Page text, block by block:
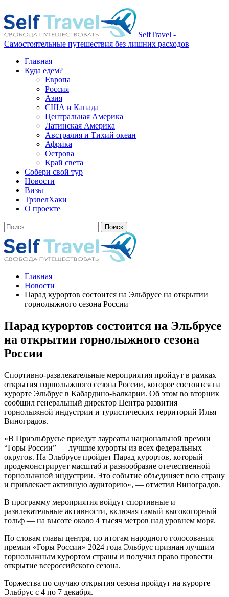
SelfTravel -
Самостоятельные путешествия без лишних расходов
Главная
Куда едем?
Европа
Россия
Азия
США и Канада
Центральная Америка
Латинская Америка
Австралия и Тихий океан
Африка
Острова
Край света
Собери свой тур
Новости
Визы
ТрэвелХаки
О проекте
Главная
Новости
Парад курортов состоится на Эльбрусе на открытии
горнолыжного сезона России
Парад курортов состоится на Эльбрусе
на открытии горнолыжного сезона
России
Спортивно-развлекательные мероприятия пройдут в рамках
открытия горнолыжного сезона России, которое состоится на
курорте Эльбрус в Кабардино-Балкарии. Об этом во вторник
сообщил генеральный директор Центра развития
горнолыжной индустрии и туристических территорий Илья
Виноградов.
«В Приэльбрусье приедут лауреаты национальной премии
“Горы России” — лучшие курорты из всех федеральных
округов. На Эльбрусе пройдет Парад курортов, который
продемонстрирует масштаб и разнообразие отечественной
горнолыжной индустрии. Это событие объединяет всю страну
и привлекает активную аудиторию», — отметил Виноградов.
В программу мероприятия войдут спортивные и
развлекательные активности, включая самый высокогорный
гольф — на высоте около 4 тысяч метров над уровнем моря.
По словам главы центра, по итогам народного голосования
премии «Горы России» 2024 года Эльбрус признан лучшим
горнолыжным курортом страны и получил право провести
открытие всероссийского сезона.
Торжества по случаю открытия сезона пройдут на курорте
Эльбрус с 4 по 7 декабря.